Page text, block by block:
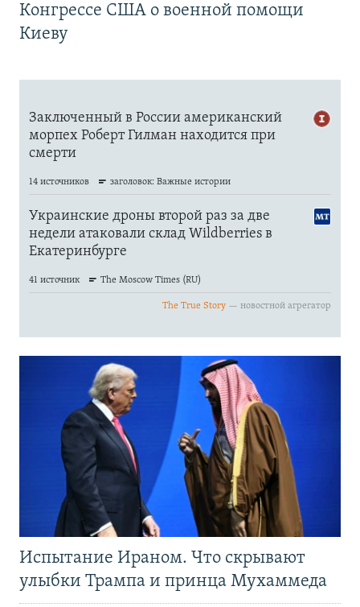
Конгрессе США о военной помощи
Киеву
Испытание Ираном. Что скрывают
улыбки Трампа и принца Мухаммеда